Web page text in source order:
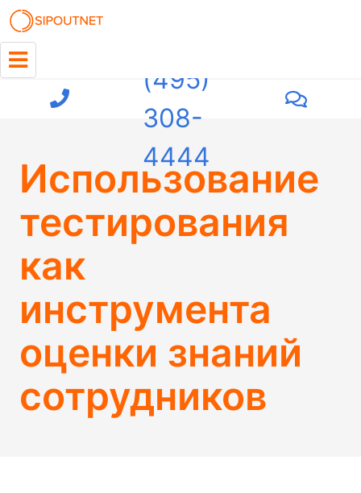
(495)
308-
4444
Использование
тестирования
как
инструмента
оценки знаний
сотрудников